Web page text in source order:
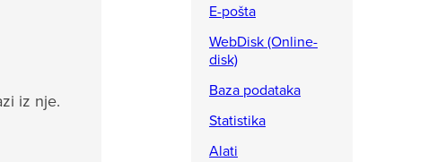
iz nje.
E-pošta
WebDisk (Online-
disk)
Baza podataka
Statistika
Alati